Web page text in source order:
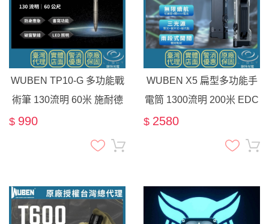
WUBEN TP10-G 多功能戰
術筆 130流明 60米 施耐德
筆芯 筆燈 破窗錐
$ 990
WUBEN X5 扁型多功能手
電筒 1300流明 200米 EDC
白光 UV 通用AAA 尾部雙
$ 2580